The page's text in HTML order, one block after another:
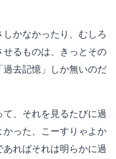
かなかったり、むしろ
るものは、きっとその
去記憶」しか無いのだ
、それを見るたびに過
った、こーすりゃよか
ればそれは明らかに過